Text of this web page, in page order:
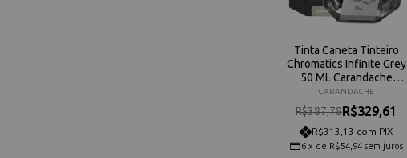
Tinta Caneta Tinteiro
Chromatics Infinite Grey
50 ML Carandache
8011005
CARANDACHE
R$387,78R$329,61
R$313,13 com PIX
6 x de R$54,94 sem juros